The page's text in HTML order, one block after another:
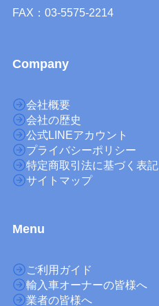
FAX：03-5575-2214
Company
会社概要
会社の歴史
公式LINEアカウント
プライバシーポリシー
特定商取引法に基づく表記
サイトマップ
Menu
ご利用ガイド
輸入車オーナーの皆様へ
業者の皆様へ